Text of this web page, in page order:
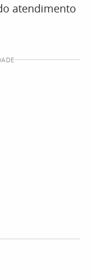
atendimento